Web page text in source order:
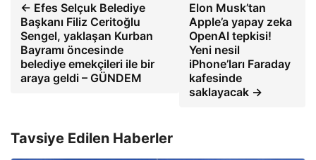
← Efes Selçuk Belediye
Başkanı Filiz Ceritoğlu
Sengel, yaklaşan Kurban
Bayramı öncesinde
belediye emekçileri ile bir
araya geldi – GÜNDEM
Elon Musk’tan
Apple’a yapay zeka
OpenAI tepkisi!
Yeni nesil
iPhone’ları Faraday
kafesinde
saklayacak →
Tavsiye Edilen Haberler